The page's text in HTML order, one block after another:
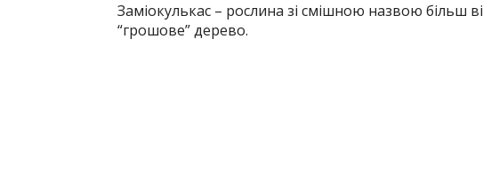
Заміокулькас – рослина зі смішною назвою більш
“грошове” дерево.